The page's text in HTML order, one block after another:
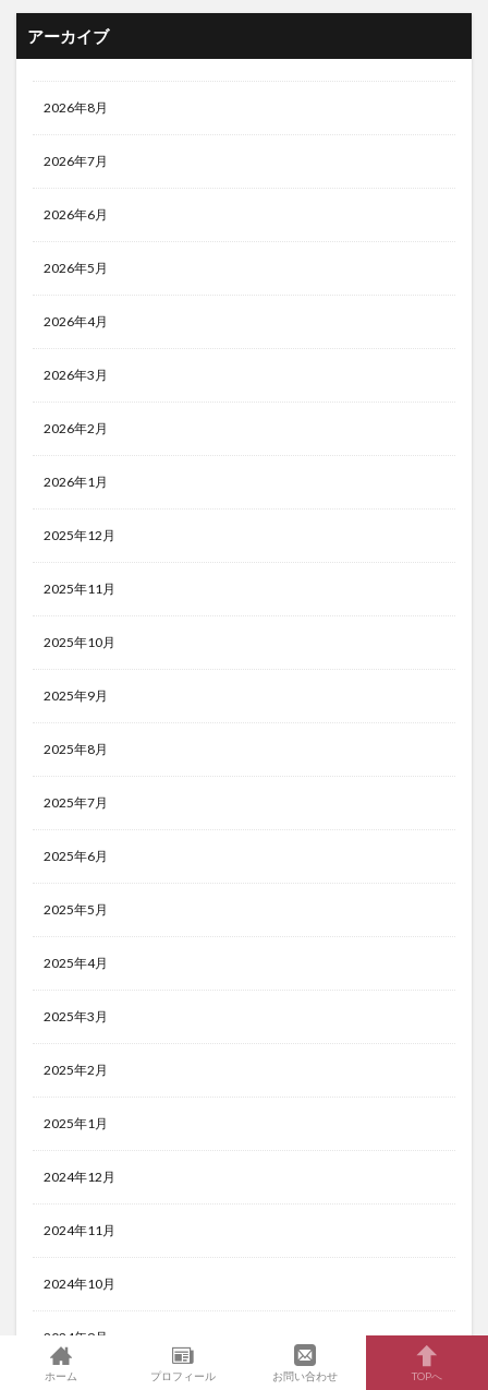
アーカイブ
2026年8月
2026年7月
2026年6月
2026年5月
2026年4月
2026年3月
2026年2月
2026年1月
2025年12月
2025年11月
2025年10月
2025年9月
2025年8月
2025年7月
2025年6月
2025年5月
2025年4月
2025年3月
2025年2月
2025年1月
2024年12月
2024年11月
2024年10月
2024年9月
ホーム プロフィール お問い合わせ TOPへ